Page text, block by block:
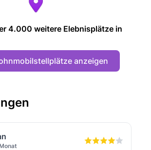
4.000 weitere Elebnisplätze in
anzeigen